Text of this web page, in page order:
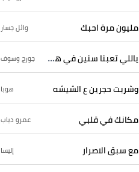
مليون مرة احبك وائل جسار
ياللي تعبنا سنين في هواه جورج وسوف
وشربت حجرين ع الشيشه هوبا
مكانك في قلبي عمرو دياب
مع سبق الاصرار إليسا